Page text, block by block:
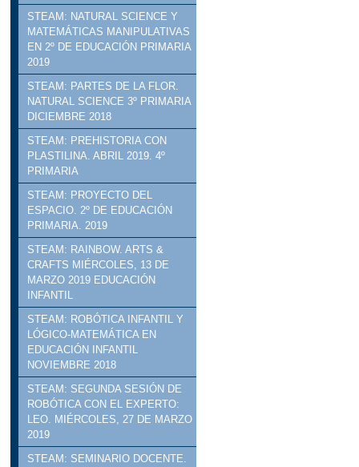
STEAM: NATURAL SCIENCE Y
MATEMÁTICAS MANIPULATIVAS
EN 2º DE EDUCACIÓN PRIMARIA
2019
STEAM: PARTES DE LA FLOR.
NATURAL SCIENCE 3º PRIMARIA
DICIEMBRE 2018
STEAM: PREHISTORIA CON
PLASTILINA. ABRIL 2019. 4º
PRIMARIA
STEAM: PROYECTO DEL
ESPACIO. 2º DE EDUCACIÓN
PRIMARIA. 2019
STEAM: RAINBOW. ARTS &
CRAFTS MIÉRCOLES, 13 DE
MARZO 2019 EDUCACIÓN
INFANTIL
STEAM: ROBÓTICA INFANTIL Y
LÓGICO-MATEMÁTICA EN
EDUCACIÓN INFANTIL
NOVIEMBRE 2018
STEAM: SEGUNDA SESIÓN DE
ROBÓTICA CON EL EXPERTO:
LEO. MIÉRCOLES, 27 DE MARZO
2019
STEAM: SEMINARIO DOCENTE.